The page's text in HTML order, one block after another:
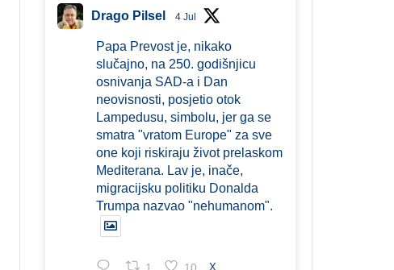
Drago Pilsel 4 Jul
Papa Prevost je, nikako
slučajno, na 250. godišnjicu
osnivanja SAD-a i Dan
neovisnosti, posjetio otok
Lampedusu, simbolu, jer ga se
smatra "vratom Europe" za sve
one koji riskiraju život prelaskom
Mediterana. Lav je, inače,
migracijsku politiku Donalda
Trumpa nazvao "nehumanom".
1 10 X